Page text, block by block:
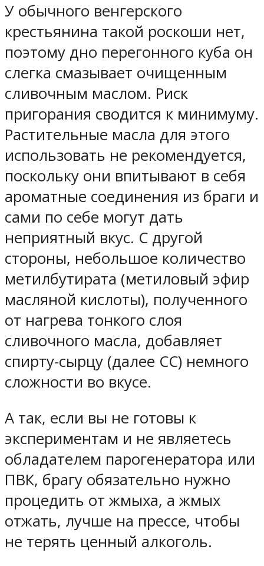
У обычного венгерского
крестьянина такой роскоши нет,
поэтому дно перегонного куба он
слегка смазывает очищенным
сливочным маслом. Риск
пригорания сводится к минимуму.
Растительные масла для этого
использовать не рекомендуется,
поскольку они впитывают в себя
ароматные соединения из браги и
сами по себе могут дать
неприятный вкус. С другой
стороны, небольшое количество
метилбутирата (метиловый эфир
масляной кислоты), полученного
от нагрева тонкого слоя
сливочного масла, добавляет
спирту-сырцу (далее СС) немного
сложности во вкусе.
А так, если вы не готовы к
экспериментам и не являетесь
обладателем парогенератора или
ПВК, брагу обязательно нужно
процедить от жмыха, а жмых
отжать, лучше на прессе, чтобы
не терять ценный алкоголь.